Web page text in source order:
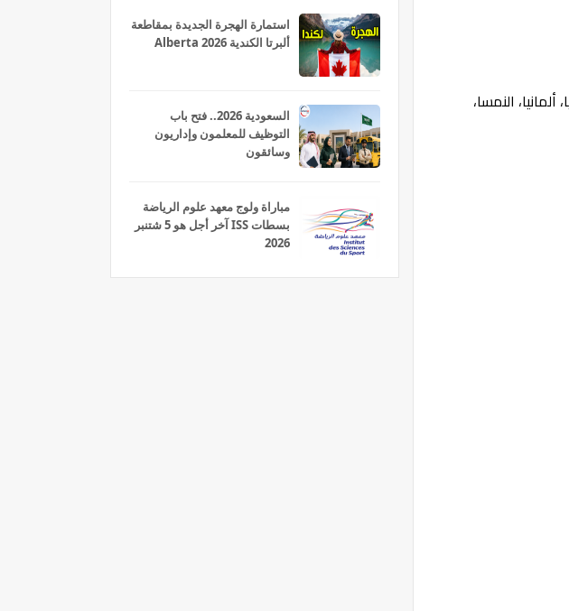
النمسا،
استمارة الهجرة الجديدة بمقاطعة
ألبرتا الكندية Alberta 2026
السعودية 2026.. فتح باب
التوظيف للمعلمون وإداريون
وسائقون
مباراة ولوج معهد علوم الرياضة
بسطات ISS آخر أجل هو 5 شتنبر
2026